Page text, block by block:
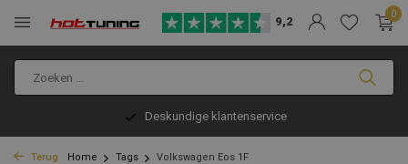
9,2
0
Deskundige klantenservice
Terug Home Tags Volkswagen Eos 1F